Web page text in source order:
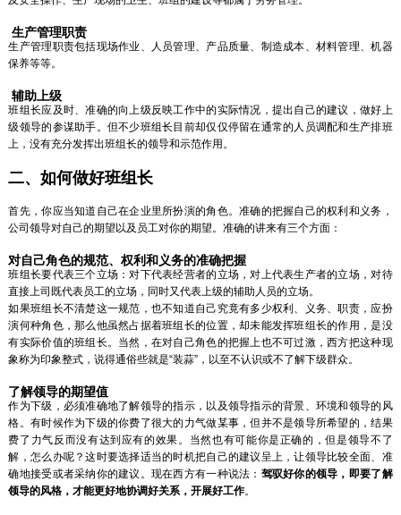
生产管理职责
生产管理职责包括现场作业、人员管理、产品质量、制造成本、材料管理、机器
保养等等。
辅助上级
班组长应及时、准确的向上级反映工作中的实际情况，提出自己的建议，做好上
级领导的参谋助手。但不少班组长目前却仅仅停留在通常的人员调配和生产排班
上，没有充分发挥出班组长的领导和示范作用。
二、如何做好班组长
首先，你应当知道自己在企业里所扮演的角色。准确的把握自己的权利和义务，
公司领导对自己的期望以及员工对你的期望。准确的讲来有三个方面：
对自己角色的规范、权利和义务的准确把握
班组长要代表三个立场：对下代表经营者的立场，对上代表生产者的立场，对待
直接上司既代表员工的立场，同时又代表上级的辅助人员的立场。
如果班组长不清楚这一规范，也不知道自己究竟有多少权利、义务、职责，应扮
演何种角色，那么他虽然占据着班组长的位置，却未能发挥班组长的作用，是没
有实际价值的班组长。当然，在对自己角色的把握上也不可过激，西方把这种现
象称为印象整式，说得通俗些就是“装蒜”，以至不认识或不了解下级群众。
了解领导的期望值
作为下级，必须准确地了解领导的指示，以及领导指示的背景、环境和领导的风
格。有时候作为下级的你费了很大的力气做某事，但并不是领导所希望的，结果
费了力气反而没有达到应有的效果。当然也有可能你是正确的，但是领导不了
解，怎么办呢？这时要选择适当的时机把自己的建议呈上，让领导比较全面、准
确地接受或者采纳你的建议。现在西方有一种说法： 驾驭好你的领导，即要了解
领导的风格，才能更好地协调好关系，开展好工作。